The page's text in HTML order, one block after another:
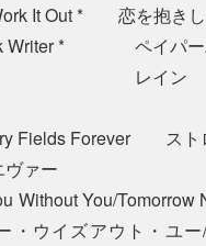
It Out * 恋を抱きし
Writer * ペイパー
* レイン
* レ
Fields Forever スト
ヴァー
Without You/
・ウイズアウト・ユ